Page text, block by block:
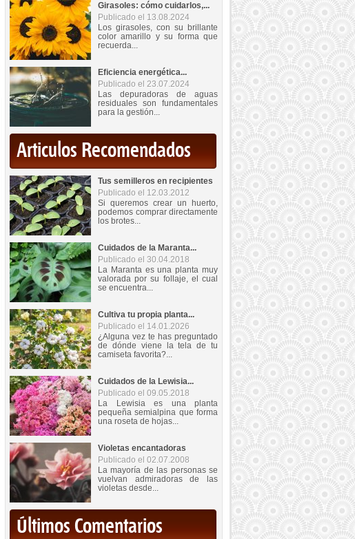
Girasoles: cómo cuidarlos,...
Publicado el 13.08.2024
Los girasoles, con su brillante
color amarillo y su forma que
recuerda...
Eficiencia energética...
Publicado el 23.07.2024
Las depuradoras de aguas
residuales son fundamentales
para la gestión...
Articulos Recomendados
Tus semilleros en recipientes
Publicado el 12.03.2012
Si queremos crear un huerto,
podemos comprar directamente
los brotes...
Cuidados de la Maranta...
Publicado el 30.04.2018
La Maranta es una planta muy
valorada por su follaje, el cual
se encuentra...
Cultiva tu propia planta...
Publicado el 14.01.2026
¿Alguna vez te has preguntado
de dónde viene la tela de tu
camiseta favorita?...
Cuidados de la Lewisia...
Publicado el 09.05.2018
La Lewisia es una planta
pequeña semialpina que forma
una roseta de hojas...
Violetas encantadoras
Publicado el 02.07.2008
La mayoría de las personas se
vuelvan admiradoras de las
violetas desde...
Últimos Comentarios